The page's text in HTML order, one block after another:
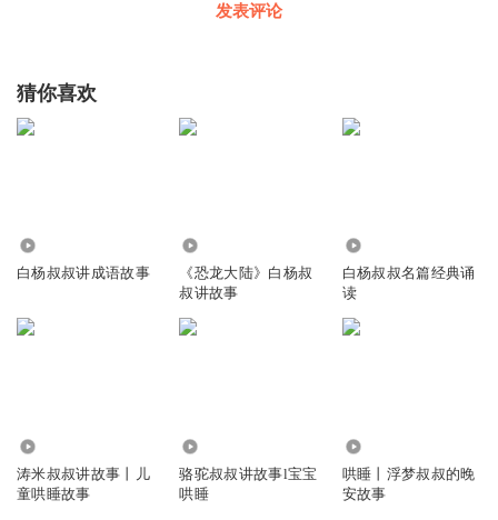
发表评论
猜你喜欢
白杨叔叔讲成语故事
《恐龙大陆》白杨叔
叔讲故事
白杨叔叔名篇经典诵
读
涛米叔叔讲故事丨儿
童哄睡故事
骆驼叔叔讲故事l宝宝
哄睡
哄睡丨浮梦叔叔的晚
安故事